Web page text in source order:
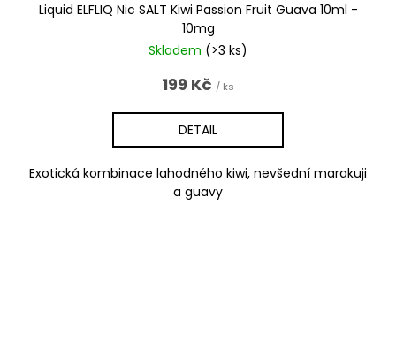
Liquid ELFLIQ Nic SALT Kiwi Passion Fruit Guava 10ml -
10mg
Skladem (>3 ks)
199 Kč / ks
DETAIL
Exotická kombinace lahodného kiwi, nevšední marakuji
a guavy